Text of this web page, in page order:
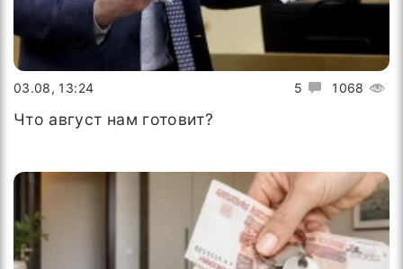
5 1068
03.08, 13:24
Что август нам готовит?